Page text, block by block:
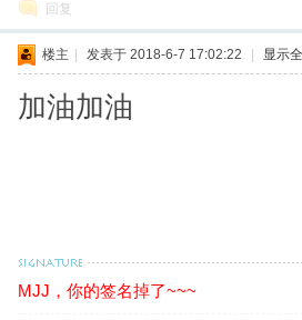
回复
楼主 发表于 2018-6-7 17:02:22 显示
加油加油
MJJ，你的签名掉了~~~